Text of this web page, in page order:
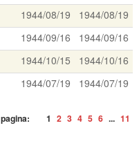
1944/08/19
1944/08/19
1944/09/16
1944/09/16
1944/10/15
1944/10/16
1944/07/19 1944/07/19
pagina: 1 2 3 4 5 6 ... 11